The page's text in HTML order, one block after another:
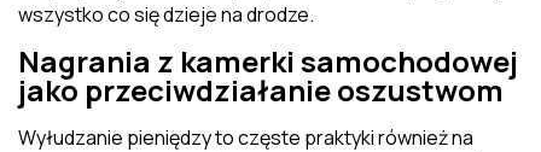
wszystko co się dzieje na drodze.
Nagrania z kamerki samochodowej
jako przeciwdziałanie oszustwom
Wyłudzanie pieniędzy to częste praktyki również na